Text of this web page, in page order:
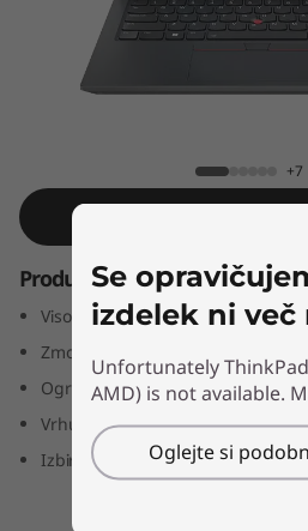
5
1
4
A
ThinkPad E14 Gen 5 (14, +7
Produktivnost zagotovljena
Visokozmogljiv poslovni prenosnik
Zmogljivi procesorji AMD Ryzen™
Ogromen pomnilnik, hitro
Vrhunske varnostne možnosti
Izbirni zaslon WUXGA+ (2240 x
Se
izdelek ni več
Unfortunately ThinkPad
AMD) is not available.
Oglejte si